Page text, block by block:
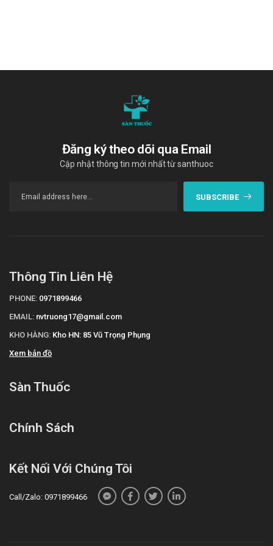
Đăng ký theo dõi qua Email
Cập nhật thông tin mới nhất từ santhuoc
SUBSCRIBE
Thông Tin Liên Hệ
PHONE: 0971899466
EMAIL: nvtruong17@gmail.com
KHO HÀNG: Kho HN: 85 Vũ Trọng Phụng
Xem bản đồ
Sàn Thuốc
Chính Sách
Kết Nối Với Chúng Tôi
Call/Zalo: 0971899466